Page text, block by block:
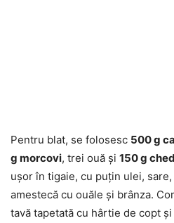
Pentru blat, se folosesc 500 g
g morcovi, trei ouă și 150 g
ușor în tigaie, cu puțin ulei,
amestecă cu ouăle și brânza.
tavă tapetată cu hârtie de copt